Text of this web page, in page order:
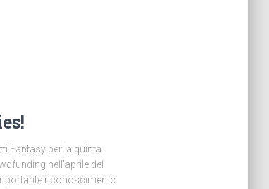
Fantasy per la quinta
nell’aprile del
riconoscimento